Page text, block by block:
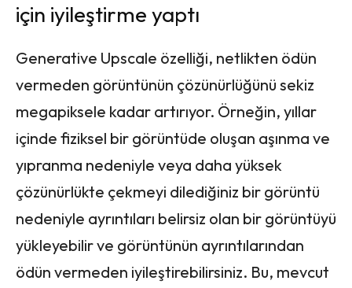
için iyileştirme yaptı
Generative Upscale özelliği, netlikten ödün
vermeden görüntünün çözünürlüğünü sekiz
megapiksele kadar artırıyor. Örneğin, yıllar
içinde fiziksel bir görüntüde oluşan aşınma ve
yıpranma nedeniyle veya daha yüksek
çözünürlükte çekmeyi dilediğiniz bir görüntü
nedeniyle ayrıntıları belirsiz olan bir görüntüyü
yükleyebilir ve görüntünün ayrıntılarından
ödün vermeden iyileştirebilirsiniz. Bu, mevcut